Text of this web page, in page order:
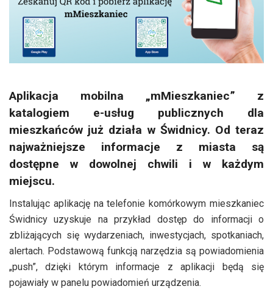
Aplikacja mobilna „mMieszkaniec” z
katalogiem e-usług publicznych dla
mieszkańców już działa w Świdnicy. Od teraz
najważniejsze informacje z miasta są
dostępne w dowolnej chwili i w każdym
miejscu.
Instalując aplikację na telefonie komórkowym mieszkaniec
Świdnicy uzyskuje na przykład dostęp do informacji o
zbliżających się wydarzeniach, inwestycjach, spotkaniach,
alertach. Podstawową funkcją narzędzia są powiadomienia
„push”, dzięki którym informacje z aplikacji będą się
pojawiały w panelu powiadomień urządzenia.